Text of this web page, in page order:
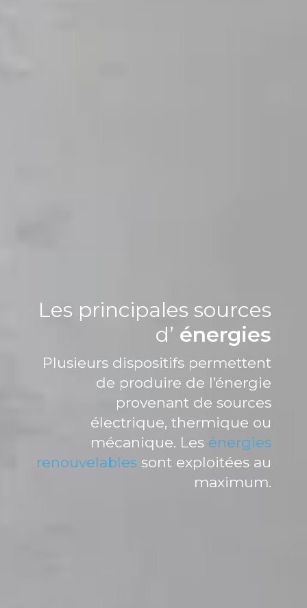
Les principales sources
d’ énergies
Plusieurs dispositifs permettent
de produire de l’énergie
provenant de sources
électrique, thermique ou
mécanique. Les énergies
renouvelables sont exploitées au
maximum.